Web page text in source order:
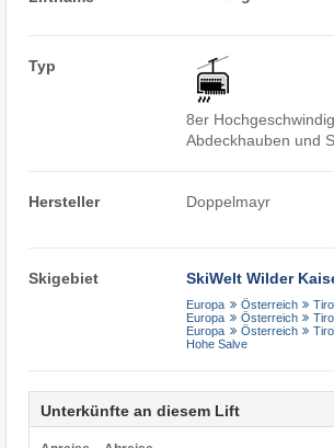
Typ
8er
Abdeckhauben und
Hersteller Doppelmayr
Skigebiet SkiWelt Wilder
Europa Österreich
Europa
Österreich
Europa
Österreich
Hohe Salve
Unterkünfte an diesem Lift